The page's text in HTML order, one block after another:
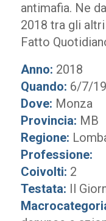
antimafia. Ne
2018 tra gli
Fatto
Anno: 2018
Quando: 6/7/
Dove: Monza
Provincia: MB
Regione:
Professione:
Coivolti: 2
Testata: Il